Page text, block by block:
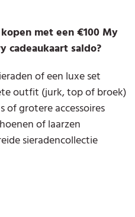
met een €100 My
cadeaukaart saldo?
of een luxe set
outfit (jurk, top of broek)
of grotere accessoires
of laarzen
sieradencollectie